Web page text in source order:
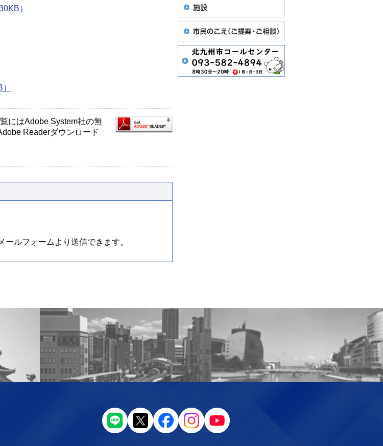
）
にはAdobe System社の無
Readerダウンロード
ルフォームより送信できます。